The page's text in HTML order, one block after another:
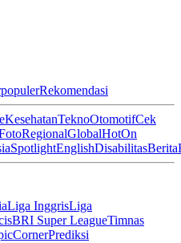
Rekomendasi
KesehatanTeknoOtomotifCek
RegionalGlobalHotOn
SpotlightEnglishDisabilitasBerita
Liga InggrisLiga
BRI Super LeagueTimnas
CornerPrediksi